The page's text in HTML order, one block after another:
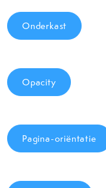
Onderkast
Opacity
Pagina-oriëntatie